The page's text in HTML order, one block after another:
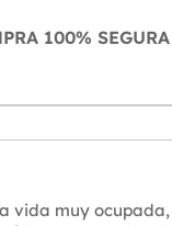
100%
vida muy